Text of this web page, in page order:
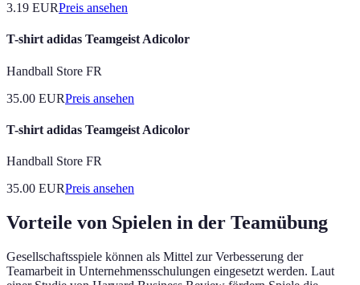
3.19 EURPreis ansehen
T-shirt adidas Teamgeist Adicolor
Handball Store FR
35.00 EURPreis ansehen
T-shirt adidas Teamgeist Adicolor
Handball Store FR
35.00 EURPreis ansehen
Vorteile von Spielen in der Teamübung
Gesellschaftsspiele können als Mittel zur Verbesserung der
Teamarbeit in Unternehmensschulungen eingesetzt werden. Laut